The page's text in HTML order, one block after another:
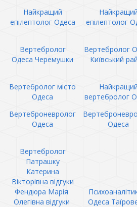
Найкращий
епілептолог Одеса
Найкращий
епілептолог
Вертебролог
Одеса Черемушки
Вертебролог
Київський
Вертебролог місто
Одеса
Найкращий
вертебролог
Вертеброневролог
Одеса
Одеса
Вертебролог
Патрашку
Катерина
Вікторівна відгуки
Фендюра Марія
Олегівна відгуки
Одеса